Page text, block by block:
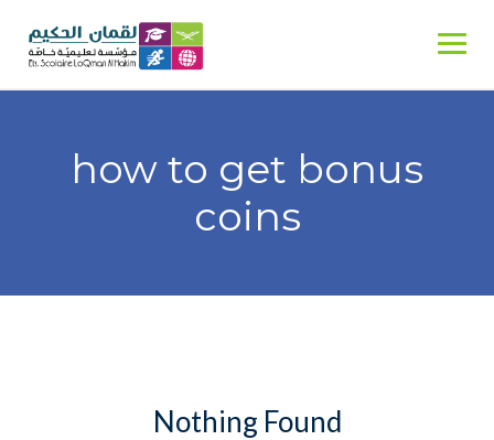
content
how to get bonus
coins
Nothing Found